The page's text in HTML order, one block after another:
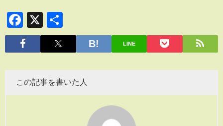
Facebook
X
有
LINE
この記事を書いた人